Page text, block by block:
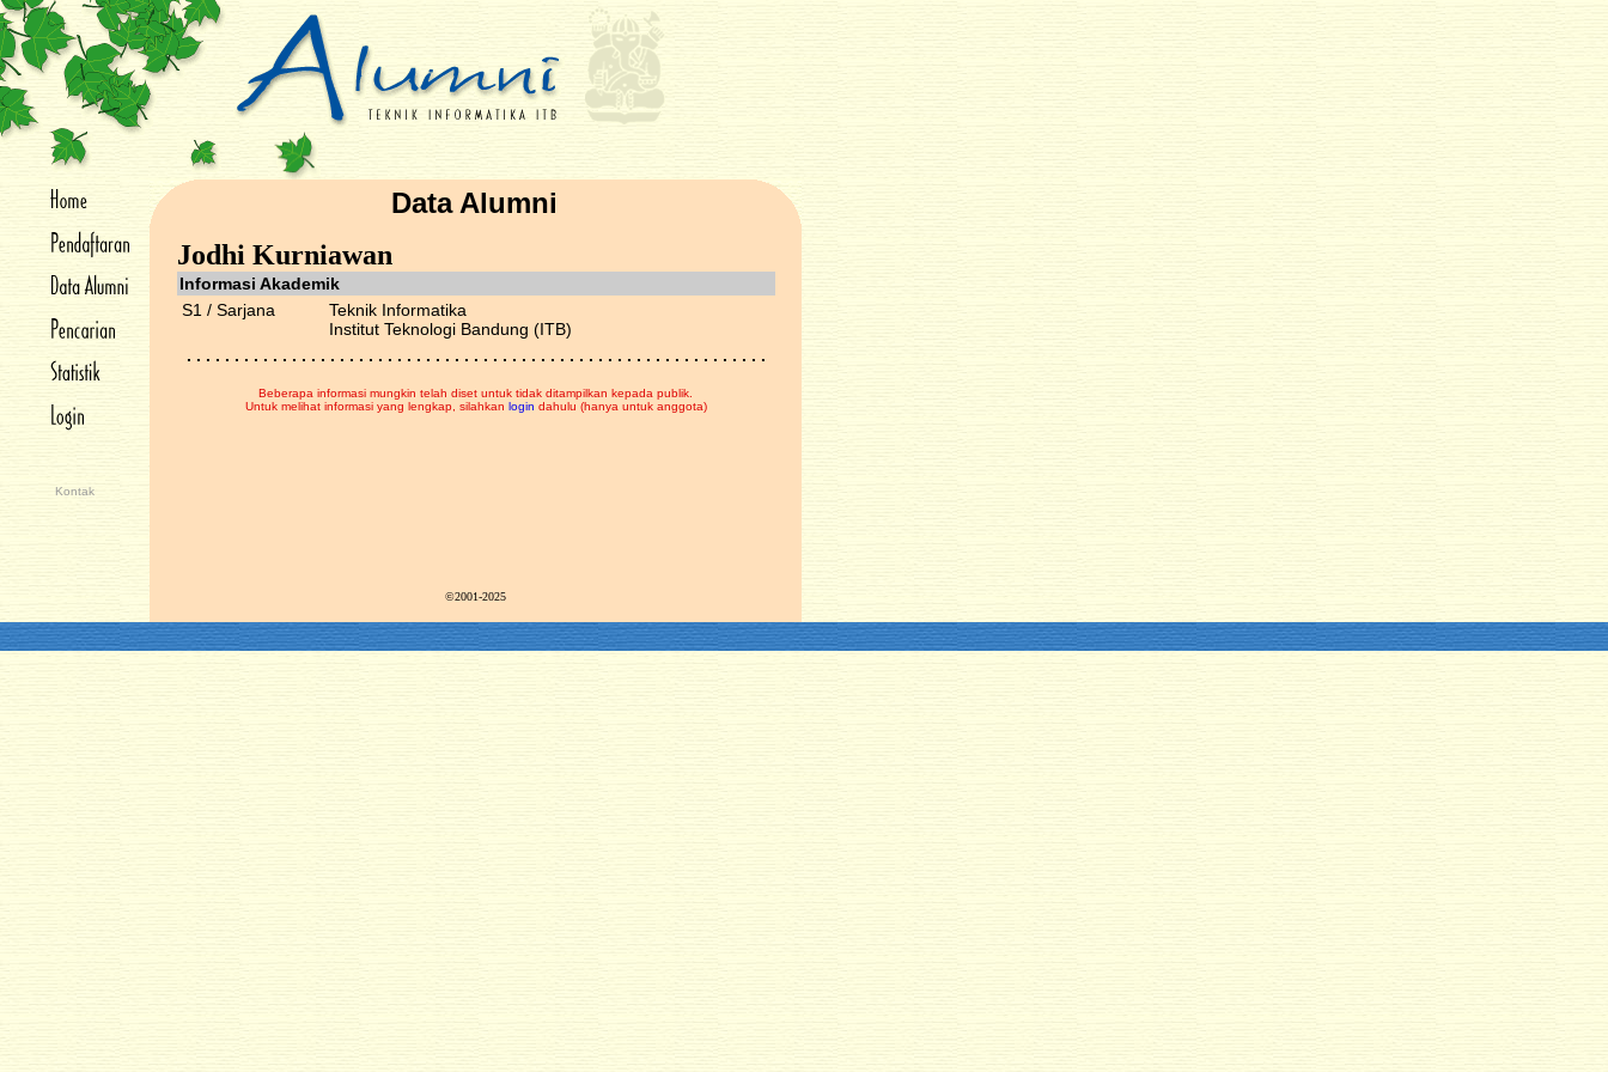
Kontak
Data Alumni
Jodhi Kurniawan
Informasi Akademik
S1 / Sarjana
Teknik Informatika
Institut Teknologi Bandung (ITB)
. . . . . . . . . . . . . . . . . . . . . . . . . . . . . . . . . . . . . . . . . . . . . . . . . . . . . . . . . . . . .
Beberapa informasi mungkin telah diset untuk tidak ditampilkan kepada publik.
Untuk melihat informasi yang lengkap, silahkan login dahulu (hanya untuk anggota)
©2001-2025